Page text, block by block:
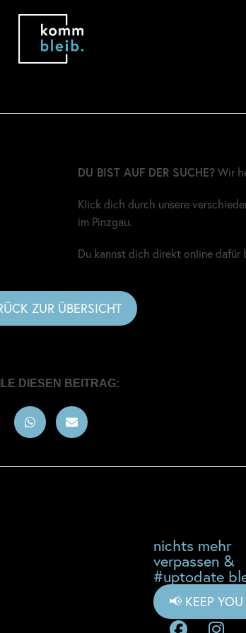
DU BIST AUF DER SUCHE? Wir
Klick dich durch unsere
im Pinzgau.
Du kannst dich direkt online dafür
ZUR ÜBERSICHT
DIESEN BEITRAG:
nichts mehr
verpassen &
#uptodate
📢 KEEP